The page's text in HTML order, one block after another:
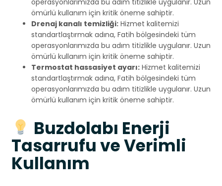
operasyonlarımızda bu adım titizlikle uygulanır. Uzun
ömürlü kullanım için kritik öneme sahiptir.
Drenaj kanalı temizliği: Hizmet kalitemizi
standartlaştırmak adına, Fatih bölgesindeki tüm
operasyonlarımızda bu adım titizlikle uygulanır. Uzun
ömürlü kullanım için kritik öneme sahiptir.
Termostat hassasiyet ayarı: Hizmet kalitemizi
standartlaştırmak adına, Fatih bölgesindeki tüm
operasyonlarımızda bu adım titizlikle uygulanır. Uzun
ömürlü kullanım için kritik öneme sahiptir.
Buzdolabı Enerji
Tasarrufu ve Verimli
Kullanım